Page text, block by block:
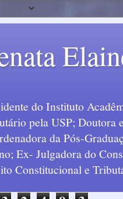
do Instituto
pela USP; Doutora
da Pós-
Ex- Julgadora do
Constitucional e